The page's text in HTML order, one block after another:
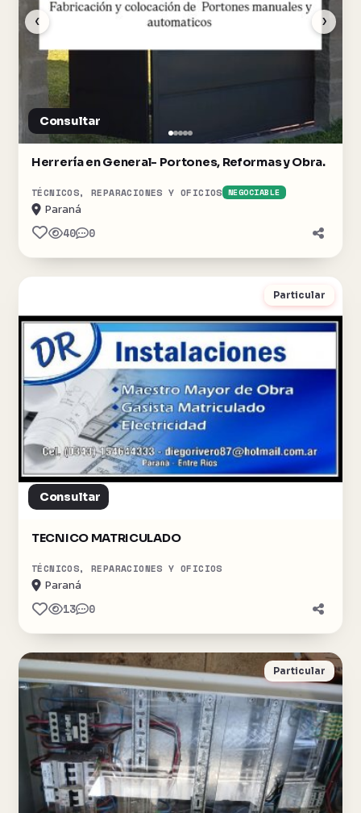
‹ ›
Consultar
Herrería en General- Portones, Reformas y Obra.
TÉCNICOS, REPARACIONES Y OFICIOS NEGOCIABLE
Paraná
40 0
Particular
Consultar
TECNICO MATRICULADO
TÉCNICOS, REPARACIONES Y OFICIOS
Paraná
13 0
Particular